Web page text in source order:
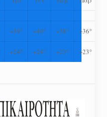
+39° +40° +38° +36°
+24° +24° +23° +23°